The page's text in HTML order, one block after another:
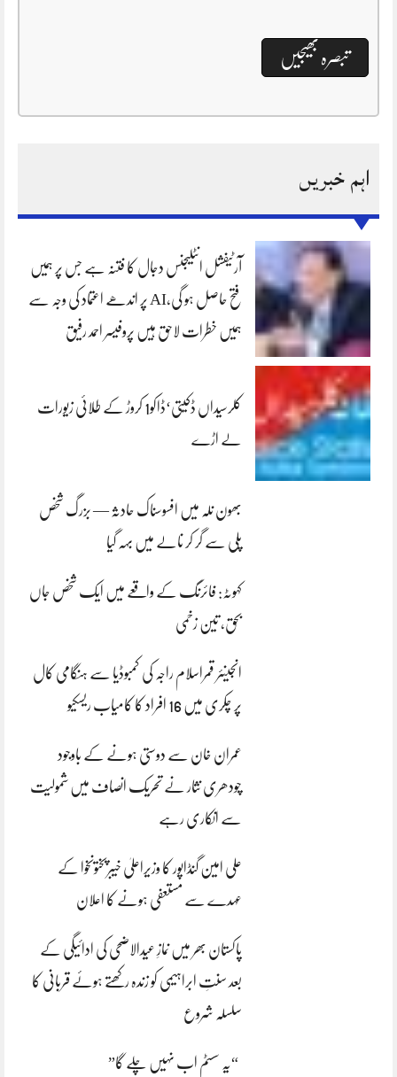
اہم خبریں
آرٹیفشل انٹلیجنس دجال کا فتنہ ہے جس پر ہمیں
فتح حاصل ہو گی،AI پر اندھے اعتماد کی وجہ سے
ہمیں خطرات لاحق ہیں پروفیسر احمد رفیق
کلرسیداں ڈکیتی‘ڈاکو1 کروڑ کے طلائی زیورات
لے اڑے
بھون نلہ میں افسوسناک حادثہ — بزرگ شخص
پلی سے گر کر نالے میں بہہ گیا
کہوٹہ: فائرنگ کے واقعے میں ایک شخص جاں
بحق، تین زخمی
انجینئر قمراسلام راجہ کی کمبوڈیا سے ہنگامی کال
پر چکری میں 16 افراد کا کامیاب ریسکیو
عمران خان سے دوستی ہونے کے باوجود
چودھری نثار نے تحریک انصاف میں شمولیت
سے انکاری رہے
علی امین گنڈاپور کا وزیراعلیٰ خیبرپختونخوا کے
عہدے سے مستعفی ہونے کا اعلان
پاکستان بھر میں نمازِ عیدالاضحی کی ادائیگی کے
بعد سنتِ ابراہیمی کو زندہ رکھتے ہوئے قربانی کا
سلسلہ شروع
“یہ سسٹم اب نہیں چلے گا”